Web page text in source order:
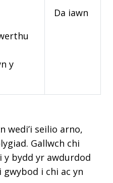
y
Da iawn
wedi’i seilio arno,
Gallwch chi
y bydd yr awdurdod
i chi ac yn